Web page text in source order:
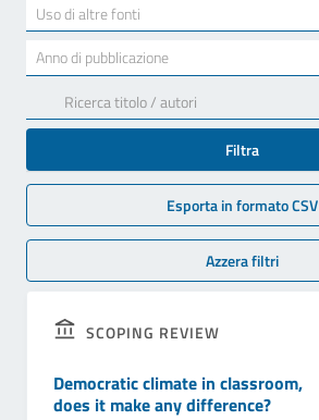
Uso di altre fonti
results
available
Anno di pubblicazione
17
results
available
Filtra
Esporta in formato CSV
Azzera filtri
SCOPING REVIEW
Democratic climate in classroom,
does it make any difference?